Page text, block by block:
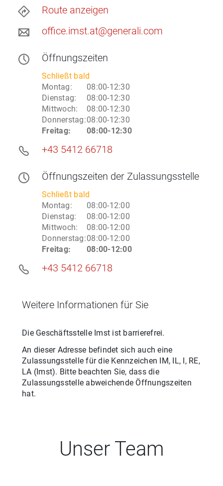
Route anzeigen
office.imst.at@generali.com
Öffnungszeiten
Schließt bald
Montag:
08:00-12:30
Dienstag:
08:00-12:30
Mittwoch:
08:00-12:30
Donnerstag:08:00-12:30
Freitag: 08:00-12:30
+43 5412 66718
Öffnungszeiten der Zulassungsstelle
Schließt bald
Montag:
08:00-12:00
Dienstag:
08:00-12:00
Mittwoch:
08:00-12:00
Donnerstag:08:00-12:00
Freitag: 08:00-12:00
+43 5412 66718
Weitere Informationen für Sie
Die Geschäftsstelle Imst ist barrierefrei.
An dieser Adresse befindet sich auch eine
Zulassungsstelle für die Kennzeichen IM, IL, I, RE,
LA (Imst). Bitte beachten Sie, dass die
Zulassungsstelle abweichende Öffnungszeiten
hat.
Unser Team